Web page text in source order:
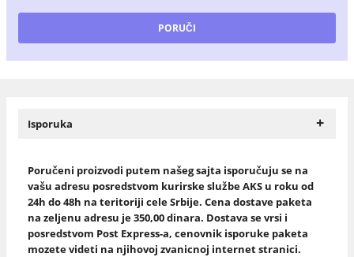
Isporuka +
Poručeni proizvodi putem našeg sajta isporučuju se na
vašu adresu posredstvom kurirske službe AKS u roku od
24h do 48h na teritoriji cele Srbije. Cena dostave paketa
na zeljenu adresu je 350,00 dinara. Dostava se vrsi i
posredstvom Post Express-a, cenovnik isporuke paketa
mozete videti na njihovoj zvanicnoj internet stranici.